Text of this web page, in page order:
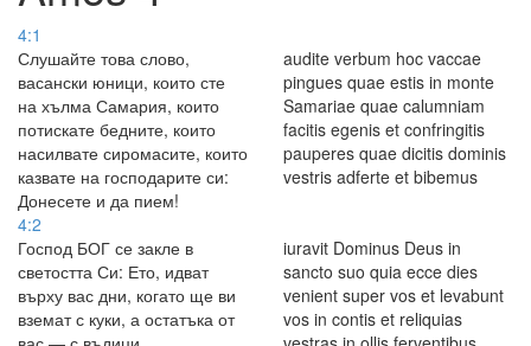
4:1
Слушайте това слово,
васански юници, които сте
на хълма Самария, които
потискате бедните, които
насилвате сиромасите, които
казвате на господарите си:
Донесете и да пием!
audite verbum hoc vaccae
pingues quae estis in monte
Samariae quae calumniam
facitis egenis et confringitis
pauperes quae dicitis dominis
vestris adferte et bibemus
4:2
Господ БОГ се закле в
светостта Си: Ето, идват
върху вас дни, когато ще ви
вземат с куки, а остатъка от
iuravit Dominus Deus in
sancto suo quia ecce dies
venient super vos et levabunt
vos in contis et reliquias